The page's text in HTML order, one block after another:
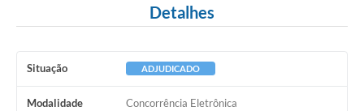
Detalhes
Situação ADJUDICADO
Modalidade Concorrência Eletrônica